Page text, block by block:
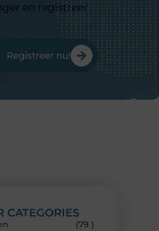
en registreer
Registreer nu!
CATEGORIES
(79 )